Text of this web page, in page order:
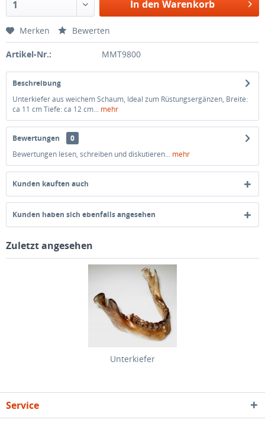
1 In den Warenkorb
Merken Bewerten
Artikel-Nr.: MMT9800
Beschreibung
Unterkiefer aus weichem Schaum, Ideal zum Rüstungsergänzen, Breite:
ca 11 cm Tiefe: ca 12 cm... mehr
Bewertungen
0
Bewertungen lesen, schreiben und diskutieren... mehr
Kunden kauften auch
Kunden haben sich ebenfalls angesehen
Zuletzt angesehen
Unterkiefer
Service